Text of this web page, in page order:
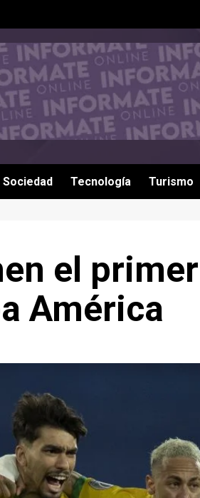
Sociedad Tecnología Turismo
el primer
América